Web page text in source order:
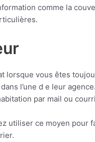
comme la
lorsque vous êtes
l’une d e leur
par mail ou
utiliser ce moyen pour